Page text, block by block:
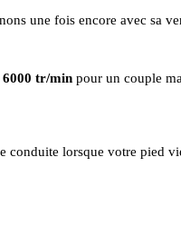
une fois encore avec sa
6000 tr/min pour un couple
lorsque votre pied